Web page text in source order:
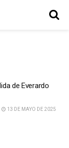
de Everardo
13 DE MAYO DE 2025